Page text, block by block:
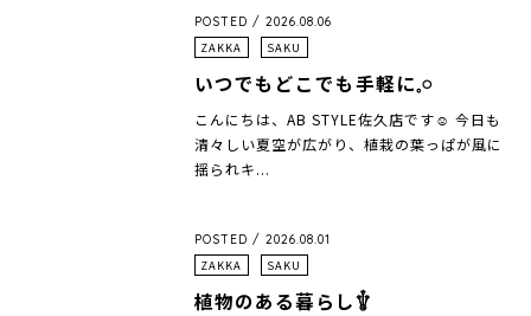
POSTED / 2026.08.06
ZAKKA SAKU
いつでもどこでも手軽に𓈒𓏸
こんにちは、AB STYLE佐久店です☺︎ 今日も
清々しい夏空が広がり、植栽の葉っぱが風に
揺られキ...
POSTED / 2026.08.01
ZAKKA SAKU
植物のある暮らし𓇚